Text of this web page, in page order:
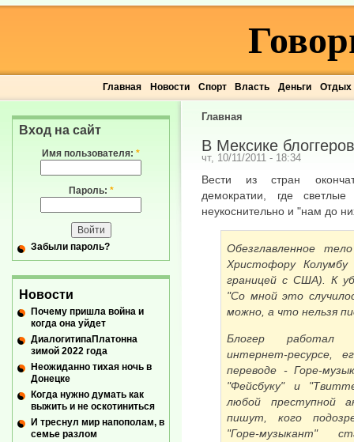
Главная Новости Спорт Власть Деньги Отдых
Главная
В Мексике
чт, 10/11/2011 - 18:34
Вести из стран
демократии, где
неукоснительно и "нам до
Обезглавленное
Христофору
границей с США). К
"Со мной это
можно, а что нельзя
Блогер работал
интернет‑ресурсе,
переводе -
"Фейсбуку" и
любой преступной
пишут, кого
"Горе‑музыкант"
Вход на сайт
Имя пользователя: *
Пароль: *
Забыли пароль?
Новости
Почему пришла война и
когда она уйдет
ДиалогитипаПлатонна
зимой 2022 года
Неожиданно тихая ночь в
Донецке
Когда нужно думать как
выжить и не оскотиниться
И треснул мир напополам, в
семье разлом